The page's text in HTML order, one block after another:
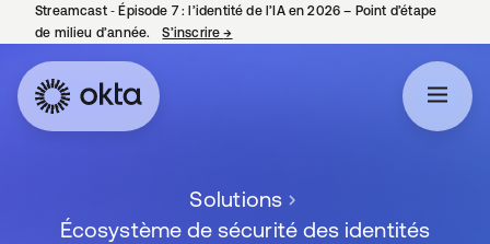
Streamcast ‑ Épisode 7 : l’identité de l’IA en 2026 – Point d’étape
de milieu d’année.
S’inscrire→
Solutions
Écosystème de sécurité des identités